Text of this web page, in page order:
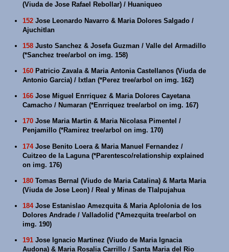
(Viuda de Jose Rafael Rebollar) / Huaniqueo
152 Jose Leonardo Navarro & Maria Dolores Salgado /
Ajuchitlan
158 Justo Sanchez & Josefa Guzman / Valle del Armadillo
(*Sanchez tree/arbol on img. 158)
160 Patricio Zavala & Maria Antonia Castellanos (Viuda de
Antonio Garcia) / Ixtlan (*Perez tree/arbol on img. 162)
166 Jose Miguel Enrriquez & Maria Dolores Cayetana
Camacho / Numaran (*Enrriquez tree/arbol on img. 167)
170 Jose Maria Martin & Maria Nicolasa Pimentel /
Penjamillo (*Ramirez tree/arbol on img. 170)
174Jose Benito Loera & Maria Manuel Fernandez /
Cuitzeo de la Laguna (*Parentesco/relationship explained
on img. 176)
180 Tomas Bernal (Viudo de Maria Catalina) & Marta Maria
(Viuda de Jose Leon) / Real y Minas de Tlalpujahua
184Jose Estanislao Amezquita & Maria Aplolonia de los
Dolores Andrade / Valladolid (*Amezquita tree/arbol on
img. 190)
191 Jose Ignacio Martinez (Viudo de Maria Ignacia
Audona) & Maria Rosalia Carrillo / Santa Maria del Rio